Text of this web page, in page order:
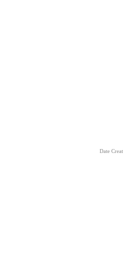
Date